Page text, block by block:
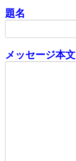
題名
メッセージ本文